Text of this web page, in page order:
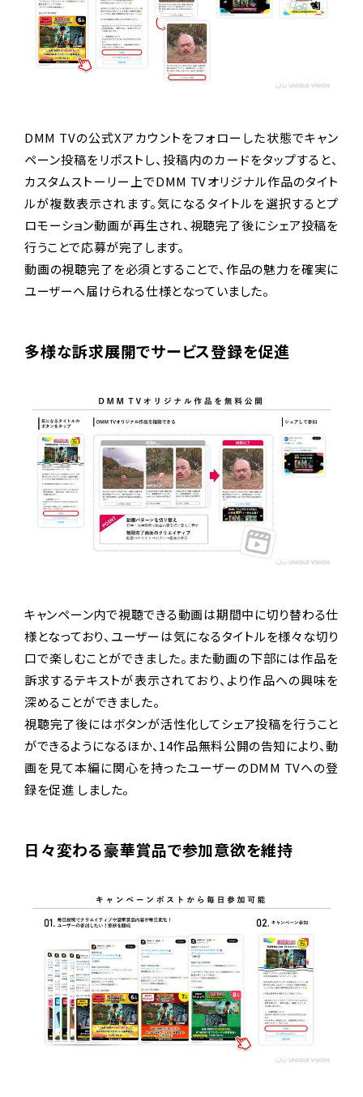
DMM TVの公式Xアカウントをフォローした状態でキャン
ペーン投稿をリポストし、投稿内のカードをタップすると、
カスタムストーリー上でDMM TVオリジナル作品のタイト
ルが複数表示されます。気になるタイトルを選択するとプ
ロモーション動画が再生され、視聴完了後にシェア投稿を
行うことで応募が完了します。
動画の視聴完了を必須とすることで、作品の魅力を確実に
ユーザーへ届けられる仕様となっていました。
多様な訴求展開でサービス登録を促進
キャンペーン内で視聴できる動画は期間中に切り替わる仕
様となっており、ユーザーは気になるタイトルを様々な切り
口で楽しむことができました。また動画の下部には作品を
訴求するテキストが表示されており、より作品への興味を
深めることができました。
視聴完了後にはボタンが活性化してシェア投稿を行うこと
ができるようになるほか、14作品無料公開の告知により、動
画を見て本編に関心を持ったユーザーのDMM TVへの登
録を促進 しました。
日々変わる豪華賞品で参加意欲を維持